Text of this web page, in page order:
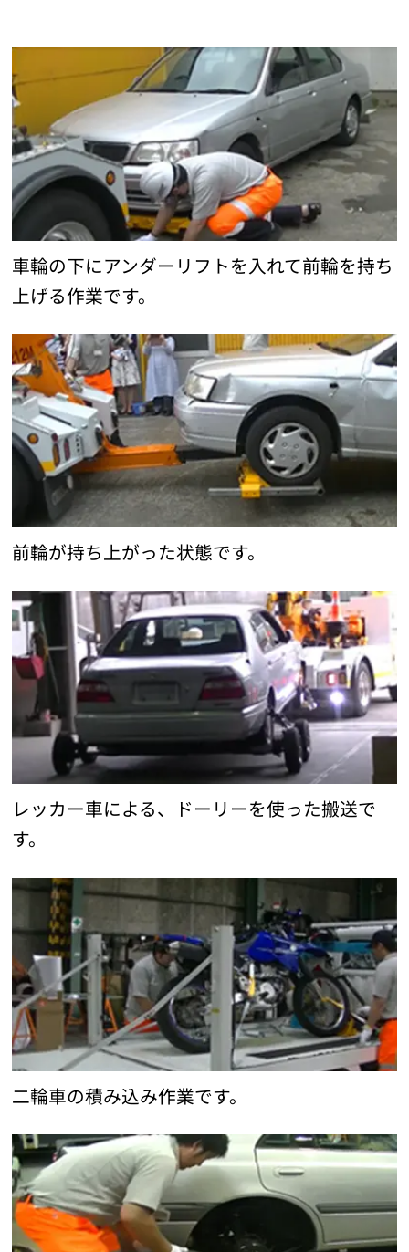
車輪の下にアンダーリフトを入れて前輪を持ち
上げる作業です。
前輪が持ち上がった状態です。
レッカー車による、ドーリーを使った搬送で
す。
二輪車の積み込み作業です。